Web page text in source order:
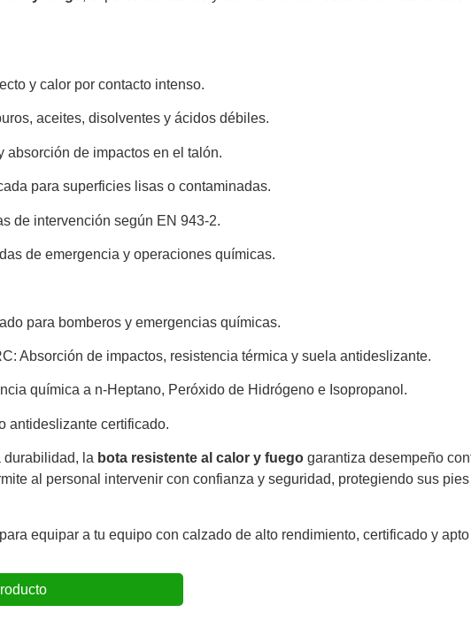
y calor por contacto intenso.
aceites, disolventes y ácidos débiles.
absorción de impactos en el talón.
para superficies lisas o contaminadas.
de intervención según EN 943-2.
de emergencia y operaciones químicas.
para bomberos y emergencias químicas.
Absorción de impactos, resistencia térmica y suela antideslizante.
química a n-Heptano, Peróxido de Hidrógeno e Isopropanol.
antideslizante certificado.
durabilidad, la bota resistente al calor y fuego garantiza desempeño
al personal intervenir con confianza y seguridad, protegiendo sus
equipar a tu equipo con calzado de alto rendimiento, certificado y